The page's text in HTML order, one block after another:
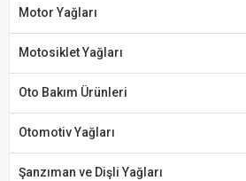
Motor Yağları
Motosiklet Yağları
Oto Bakım Ürünleri
Otomotiv Yağları
Şanzıman ve Dişli Yağları